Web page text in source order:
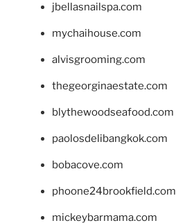
jbellasnailspa.com
mychaihouse.com
alvisgrooming.com
thegeorginaestate.com
blythewoodseafood.com
paolosdelibangkok.com
bobacove.com
phoone24brookfield.com
mickeybarmama.com